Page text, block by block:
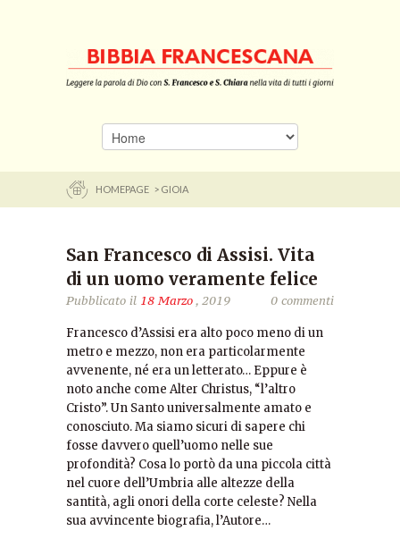
HOMEPAGE > GIOIA
San Francesco di Assisi. Vita
di un uomo veramente felice
Pubblicato il 18 Marzo, 2019 0 commenti
Francesco d’Assisi era alto poco meno di un
metro e mezzo, non era particolarmente
avvenente, né era un letterato… Eppure è
noto anche come Alter Christus, “l’altro
Cristo”. Un Santo universalmente amato e
conosciuto. Ma siamo sicuri di sapere chi
fosse davvero quell’uomo nelle sue
profondità? Cosa lo portò da una piccola città
nel cuore dell’Umbria alle altezze della
santità, agli onori della corte celeste? Nella
sua avvincente biografia, l’Autore…